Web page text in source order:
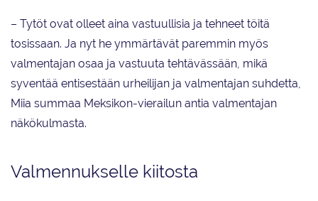
– Tytöt ovat olleet aina vastuullisia ja tehneet töitä
tosissaan. Ja nyt he ymmärtävät paremmin myös
valmentajan osaa ja vastuuta tehtävässään, mikä
syventää entisestään urheilijan ja valmentajan suhdetta,
Miia summaa Meksikon-vierailun antia valmentajan
näkökulmasta.
Valmennukselle kiitosta